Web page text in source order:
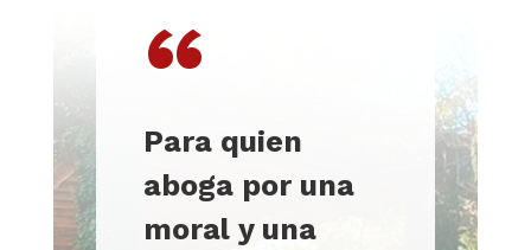
“
Para quien
aboga por una
moral y una